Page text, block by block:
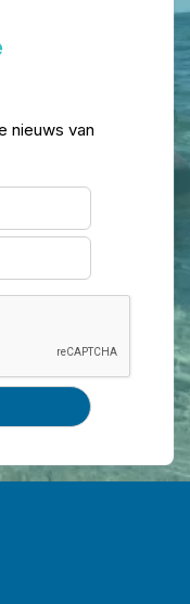
nieuws van